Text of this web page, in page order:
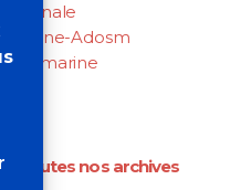
Marine-Adosm
la marine
toutes nos archives